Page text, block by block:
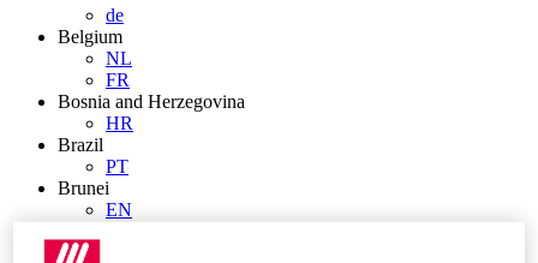
de
Belgium
NL
FR
Bosnia and Herzegovina
HR
Brazil
PT
Brunei
EN